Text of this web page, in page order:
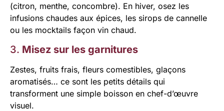
(citron, menthe, concombre). En hiver, osez les
infusions chaudes aux épices, les sirops de cannelle
ou les mocktails façon vin chaud.
3. Misez sur les garnitures
Zestes, fruits frais, fleurs comestibles, glaçons
aromatisés… ce sont les petits détails qui
transforment une simple boisson en chef-d’œuvre
visuel.